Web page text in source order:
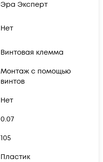
Эра Эксперт
Нет
Винтовая клемма
Монтаж с помощью
винтов
Нет
0.07
105
Пластик